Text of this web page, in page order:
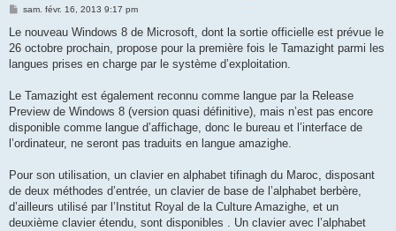
M
s
a
g
sam. févr. 16, 2013 9:17 pm
Le nouveau Windows 8 de Microsoft, dont la sortie officielle est prévue le
26 octobre prochain, propose pour la première fois le Tamazight parmi les
langues prises en charge par le système d’exploitation.
Le Tamazight est également reconnu comme langue par la Release
Preview de Windows 8 (version quasi définitive), mais n’est pas encore
disponible comme langue d’affichage, donc le bureau et l’interface de
l’ordinateur, ne seront pas traduits en langue amazighe.
Pour son utilisation, un clavier en alphabet tifinagh du Maroc, disposant
de deux méthodes d’entrée, un clavier de base de l’alphabet berbère,
d’ailleurs utilisé par l’Institut Royal de la Culture Amazighe, et un
deuxième clavier étendu, sont disponibles . Un clavier avec l’alphabet